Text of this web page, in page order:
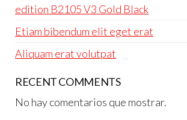
edition B2105 V3 Gold Black
Etiam bibendum elit eget erat
Aliquam erat volutpat
RECENT COMMENTS
No hay comentarios que mostrar.